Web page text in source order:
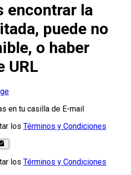
encontrar la
puede no
o haber
URL
en tu casilla de E-mail
los Términos y Condiciones
los Términos y Condiciones